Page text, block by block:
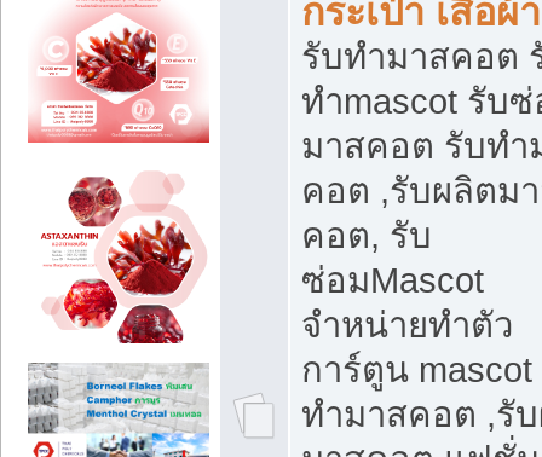
กระเป๋า เสื้อผ้า
รับทำมาสคอต
ทำmascot รับ
มาสคอต รับทำ
คอต ,รับผลิตม
คอต, รับ
ซ่อมMascot
จำหน่ายทำตัว
การ์ตูน mascot
ทำมาสคอต ,รั